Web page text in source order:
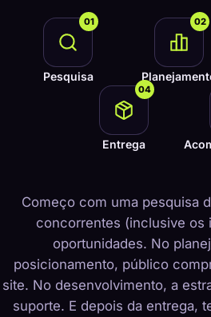
01
Pesquisa
02
04
Entrega
Começo com uma pesquisa
concorrentes (inclusive os
oportunidades. No
posicionamento, público
site. No desenvolvimento, a
suporte. E depois da entrega,